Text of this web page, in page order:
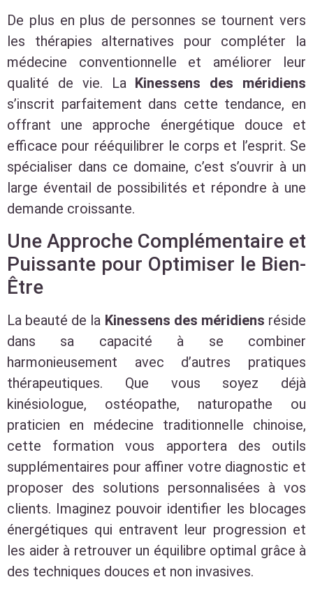
De plus en plus de personnes se tournent vers
les thérapies alternatives pour compléter la
médecine conventionnelle et améliorer leur
qualité de vie. La Kinessens des méridiens
s’inscrit parfaitement dans cette tendance, en
offrant une approche énergétique douce et
efficace pour rééquilibrer le corps et l’esprit. Se
spécialiser dans ce domaine, c’est s’ouvrir à un
large éventail de possibilités et répondre à une
demande croissante.
Une Approche Complémentaire et
Puissante pour Optimiser le Bien-
Être
La beauté de la Kinessens des méridiens réside
dans sa capacité à se combiner
harmonieusement avec d’autres pratiques
thérapeutiques. Que vous soyez déjà
kinésiologue, ostéopathe, naturopathe ou
praticien en médecine traditionnelle chinoise,
cette formation vous apportera des outils
supplémentaires pour affiner votre diagnostic et
proposer des solutions personnalisées à vos
clients. Imaginez pouvoir identifier les blocages
énergétiques qui entravent leur progression et
les aider à retrouver un équilibre optimal grâce à
des techniques douces et non invasives.